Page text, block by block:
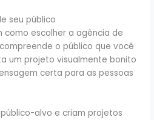
seu público
como escolher a agência de
o público que você
um projeto visualmente bonito
certa para as pessoas
alvo e criam projetos